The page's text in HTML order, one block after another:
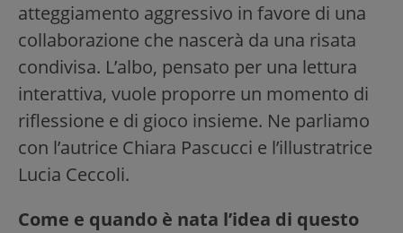
atteggiamento aggressivo in favore di una
collaborazione che nascerà da una risata
condivisa. L’albo, pensato per una lettura
interattiva, vuole proporre un momento di
riflessione e di gioco insieme. Ne parliamo
con l’autrice Chiara Pascucci e l’illustratrice
Lucia Ceccoli.
Come e quando è nata l’idea di questo